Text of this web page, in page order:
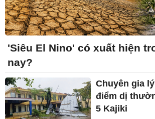
'Siêu El Nino' có xuất hiện
nay?
Chuyên gia
điểm dị
5 Kajiki